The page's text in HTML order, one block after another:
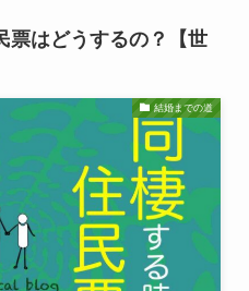
票はどうするの？【世
結婚までの道